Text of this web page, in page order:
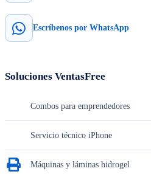
Escríbenos por WhatsApp
Soluciones VentasFree
Combos para emprendedores
Servicio técnico iPhone
Máquinas y láminas hidrogel